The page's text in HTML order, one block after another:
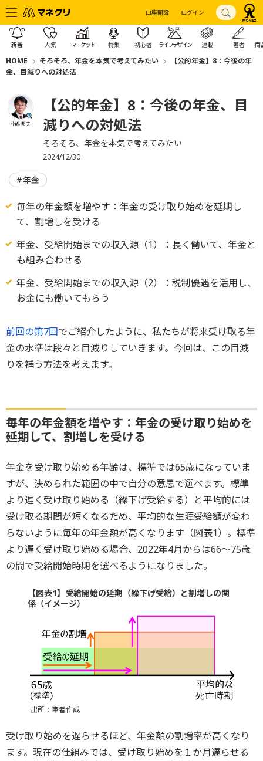
口座開設 ログイン
新着 人気 マーケット 特集 初心者 ライフデザイン 連載 著者 商
HOME そろそろ、年金を本気で考えてみたい
【公的年金】8：今後の年
金、目減りへの対処法
中嶋 邦夫
【公的年金】8：今後の年金、目
減りへの対処法
そろそろ、年金を本気で考えてみたい
2024/12/30
年金
毎年の年金額を増やす：年金の受け取り始めを延期し
て、割増しを受ける
年金、受給開始までの収入源（1）：長く働いて、年金と
も組み合わせる
年金、受給開始までの収入源（2）：税制優遇を活用し、
お金にも働いてもらう
前回の第7回でご紹介したように、私たちが将来受け取る年
金の水準は段々と目減りしていきます。今回は、この目減
りを補う方法を考えます。
毎年の年金額を増やす：年金の受け取り始めを
延期して、割増しを受ける
年金を受け取り始める年齢は、標準では65歳になっていま
すが、決められた範囲の中で自分の意思で選べます。標準
より遅く受け取り始める（繰下げ受給する）と平均的には
受け取る期間が短くなるため、平均的な生涯受給額が変わ
らないように毎年の年金額が高くなります（図表1）。標準
より遅く受け取り始める場合、2022年4月からは66～75歳
の間で受給開始時期を選べるようになりました。
【図表1】受給開始の延期（繰下げ受給）と割増しの関
係（イメージ）
出所：筆者作成
受け取り始めを遅らせるほど、年金額の割増率が高くなり
ます。現在の仕組みでは、受け取り始めを１か月遅らせる